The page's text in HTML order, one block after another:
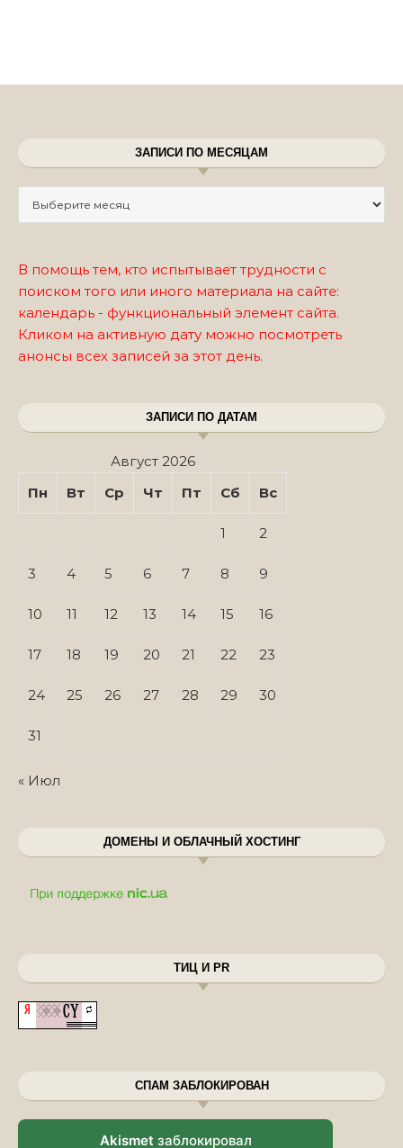
ЗАПИСИ ПО МЕСЯЦАМ
В помощь тем, кто испытывает трудности с
поиском того или иного материала на сайте:
календарь - функциональный элемент сайта.
Кликом на активную дату можно посмотреть
анонсы всех записей за этот день.
ЗАПИСИ ПО ДАТАМ
Август 2026
Пн
Вт Ср Чт Пт Сб Вс
1 2
3 4 5 6 7 8 9
10 11 12 13 14 15 16
17 18 19 20 21 22 23
24 25 26 27 28 29 30
31
« Июл
ДОМЕНЫ И ОБЛАЧНЫЙ ХОСТИНГ
ТИЦ И PR
СПАМ ЗАБЛОКИРОВАН
Akismet заблокировал